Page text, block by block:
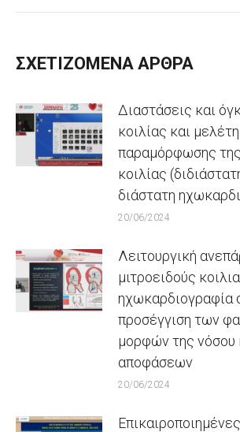
ΣΧΕΤΙΖΟΜΕΝΑ ΑΡΘΡΑ
Διαστάσεις και
κοιλίας και
παραμόρφωσης
κοιλίας
διάστατη
20/06/2024
Λειτουργική
μιτροειδούς
ηχωκαρδιογραφία
προσέγγιση των
μορφών της νόσου
αποφάσεων
20/06/2024
Επικαιροποιημένες